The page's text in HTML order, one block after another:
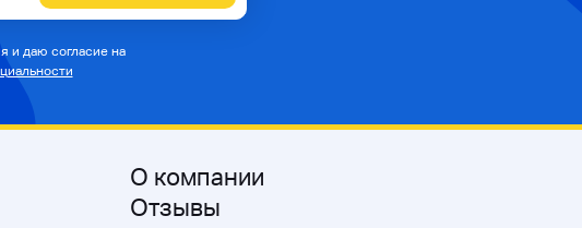
и даю согласие на
О компании
Отзывы